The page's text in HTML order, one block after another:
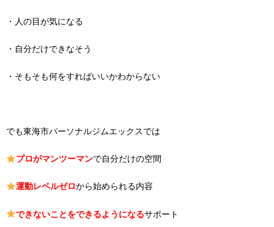
・人の目が気になる
・自分だけできなそう
・そもそも何をすればいいかわからない
でも東海市パーソナルジムエックスでは
プロがマンツーマンで自分だけの空間
運動レベルゼロから始められる内容
できないことをできるようになるサポート